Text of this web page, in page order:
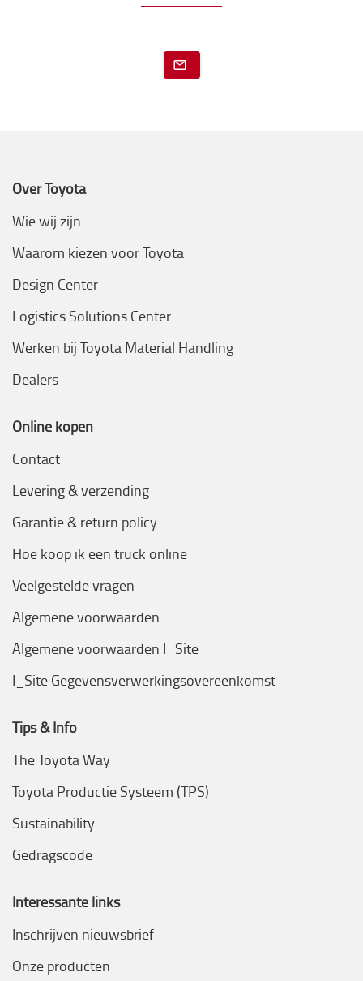
Over Toyota
Wie wij zijn
Waarom kiezen voor Toyota
Design Center
Logistics Solutions Center
Werken bij Toyota Material Handling
Dealers
Online kopen
Contact
Levering & verzending
Garantie & return policy
Hoe koop ik een truck online
Veelgestelde vragen
Algemene voorwaarden
Algemene voorwaarden I_Site
I_Site Gegevensverwerkingsovereenkomst
Tips & Info
The Toyota Way
Toyota Productie Systeem (TPS)
Sustainability
Gedragscode
Interessante links
Inschrijven nieuwsbrief
Onze producten